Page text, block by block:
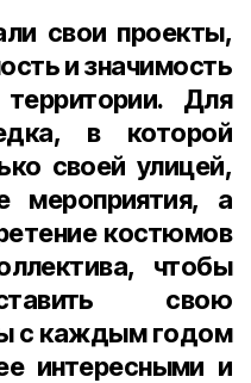
свои проекты,
и значимость
Для
в которой
своей улицей,
мероприятия, а
костюмов
чтобы
свою
с каждым годом
интересными и